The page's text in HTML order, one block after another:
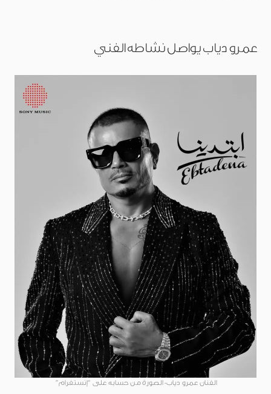
عمرو دياب يواصل نشاطه الفني
الفنان عمرو دياب- الصورة من حسابه على “إنستغرام”